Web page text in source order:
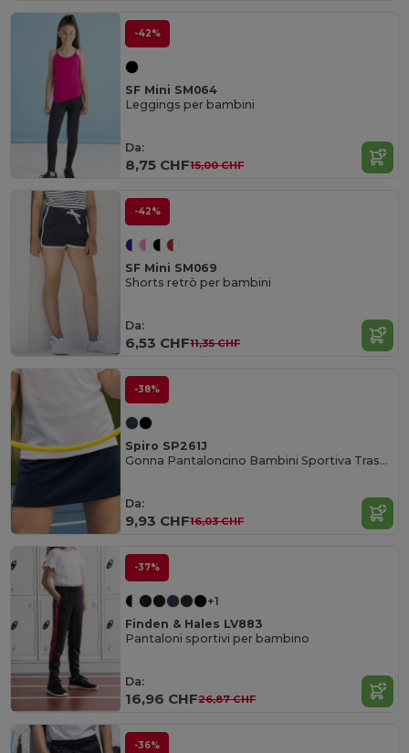
-42%
SF Mini SM064
Leggings per bambini
Da:
8,75 CHF15,00 CHF
-42%
SF Mini SM069
Shorts retrò per bambini
Da:
6,53 CHF11,35 CHF
-38%
Spiro SP261J
Gonna Pantaloncino Bambini Sportiva Traspirante
Da:
9,93 CHF16,03 CHF
-37%
+1
Finden & Hales LV883
Pantaloni sportivi per bambino
Da:
16,96 CHF26,87 CHF
-36%